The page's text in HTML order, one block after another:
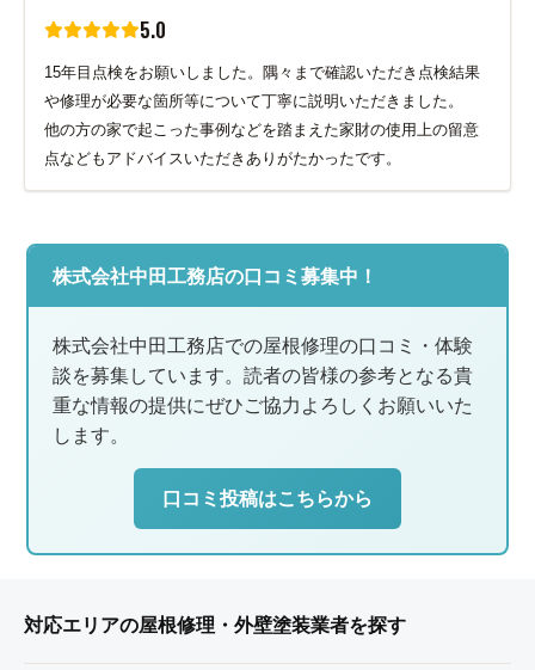
5.0
15年目点検をお願いしました。隅々まで確認いただき点検結果
や修理が必要な箇所等について丁寧に説明いただきました。
他の方の家で起こった事例などを踏まえた家財の使用上の留意
点などもアドバイスいただきありがたかったです。
株式会社中田工務店の口コミ募集中！
株式会社中田工務店での屋根修理の口コミ・体験
談を募集しています。読者の皆様の参考となる貴
重な情報の提供にぜひご協力よろしくお願いいた
します。
口コミ投稿はこちらから
対応エリアの屋根修理・外壁塗装業者を探す